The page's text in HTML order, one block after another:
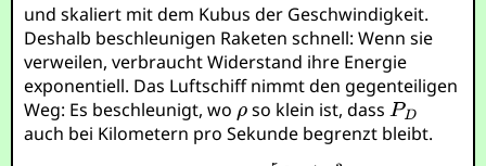
und skaliert mit dem Kubus der Geschwindigkeit.
Deshalb beschleunigen Raketen schnell: Wenn sie
verweilen, verbraucht Widerstand ihre Energie
exponentiell. Das Luftschiff nimmt den gegenteiligen
Weg: Es beschleunigt, wo
so klein ist, dass
auch bei Kilometern pro Sekunde begrenzt bleibt.